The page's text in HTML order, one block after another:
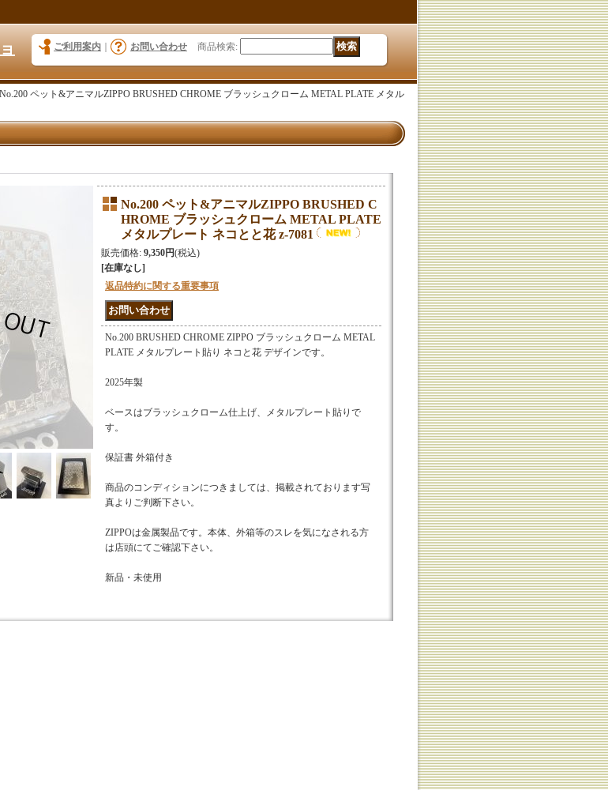
ご利用案内 お問い合わせ 商品検索:
No.200 ペット&アニマルZIPPO BRUSHED CHROME ブラッシュクローム METAL PLATE メタル
No.200 ペット&アニマルZIPPO BRUSHED C
HROME ブラッシュクローム METAL PLATE
メタルプレート ネコとと花 z-7081
販売価格: 9,350円(税込)
[在庫なし]
返品特約に関する重要事項
No.200 BRUSHED CHROME ZIPPO ブラッシュクローム METAL
PLATE メタルプレート貼り ネコと花 デザインです。
2025年製
ベースはブラッシュクローム仕上げ、メタルプレート貼りで
す。
保証書 外箱付き
商品のコンディションにつきましては、掲載されております写
真よりご判断下さい。
ZIPPOは金属製品です。本体、外箱等のスレを気になされる方
は店頭にてご確認下さい。
新品・未使用